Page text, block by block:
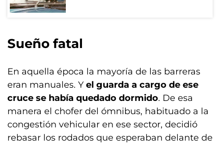
Sueño fatal
En aquella época la mayoría de las barreras
eran manuales. Yel guarda a cargo de ese
cruce se había quedado dormido. De esa
manera el chofer del ómnibus, habituado a la
congestión vehicular en ese sector, decidió
rebasar los rodados que esperaban delante de